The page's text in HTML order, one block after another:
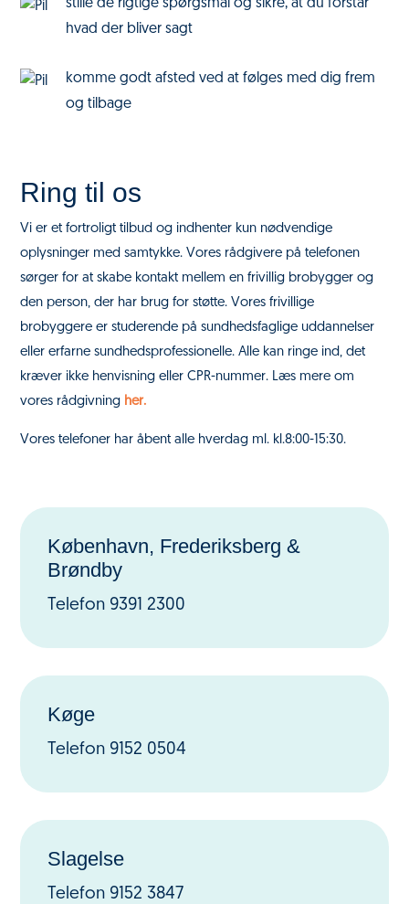
stille de rigtige spørgsmål og sikre, at du forstår
hvad der bliver sagt
komme godt afsted ved at følges med dig frem
og tilbage
Ring til os
Vi er et fortroligt tilbud og indhenter kun nødvendige
oplysninger med samtykke. Vores rådgivere på telefonen
sørger for at skabe kontakt mellem en frivillig brobygger og
den person, der har brug for støtte. Vores frivillige
brobyggere er studerende på sundhedsfaglige uddannelser
eller erfarne sundhedsprofessionelle. Alle kan ringe ind, det
kræver ikke henvisning eller CPR-nummer. Læs mere om
vores rådgivning her.
Vores telefoner har åbent alle hverdag ml. kl.8:00-15:30.
København, Frederiksberg &
Brøndby
Telefon 9391 2300
Køge
Telefon 9152 0504
Slagelse
Telefon 9152 3847